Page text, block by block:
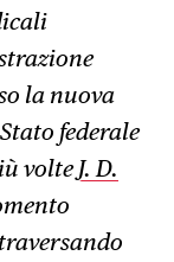
la nuova
federale
volteJ. D.